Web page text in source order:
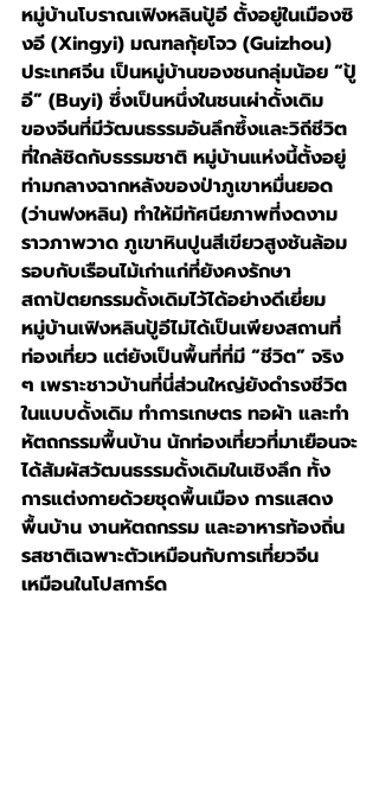
หมู่บ้านโบราณเฟิงหลินปู้อี ตั้งอยู่ในเมืองซิ
งอี (Xingyi) มณฑลกุ้ยโจว (Guizhou)
ประเทศจีน เป็นหมู่บ้านของชนกลุ่มน้อย “ปู้
อี” (Buyi) ซึ่งเป็นหนึ่งในชนเผ่าดั้งเดิม
ของจีนที่มีวัฒนธรรมอันลึกซึ้งและวิถีชีวิต
ที่ใกล้ชิดกับธรรมชาติ หมู่บ้านแห่งนี้ตั้งอยู่
ท่ามกลางฉากหลังของป่าภูเขาหมื่นยอด
(ว่านฟงหลิน) ทำให้มีทัศนียภาพที่งดงาม
ราวภาพวาด ภูเขาหินปูนสีเขียวสูงชันล้อม
รอบกับเรือนไม้เก่าแก่ที่ยังคงรักษา
สถาปัตยกรรมดั้งเดิมไว้ได้อย่างดีเยี่ยม
หมู่บ้านเฟิงหลินปู้อีไม่ได้เป็นเพียงสถานที่
ท่องเที่ยว แต่ยังเป็นพื้นที่ที่มี “ชีวิต” จริง
ๆ เพราะชาวบ้านที่นี่ส่วนใหญ่ยังดำรงชีวิต
ในแบบดั้งเดิม ทำการเกษตร ทอผ้า และทำ
หัตถกรรมพื้นบ้าน นักท่องเที่ยวที่มาเยือนจะ
ได้สัมผัสวัฒนธรรมดั้งเดิมในเชิงลึก ทั้ง
การแต่งกายด้วยชุดพื้นเมือง การแสดง
พื้นบ้าน งานหัตถกรรม และอาหารท้องถิ่น
รสชาติเฉพาะตัวเหมือนกับการเที่ยวจีน
เหมือนในโปสการ์ด